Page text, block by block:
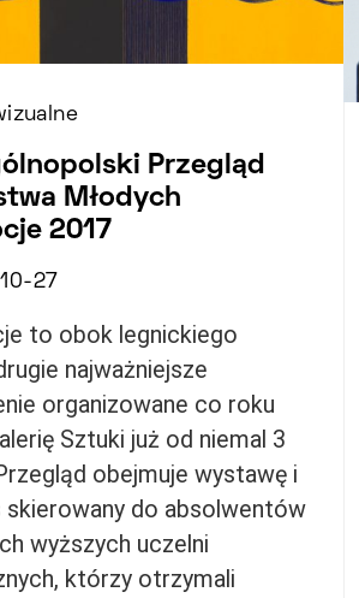
Przegląd
Młodych
2017
27
to obok legnickiego
najważniejsze
organizowane co roku
Sztuki już od niemal 3
obejmuje wystawę i
skierowany do absolwentów
wyższych uczelni
którzy otrzymali